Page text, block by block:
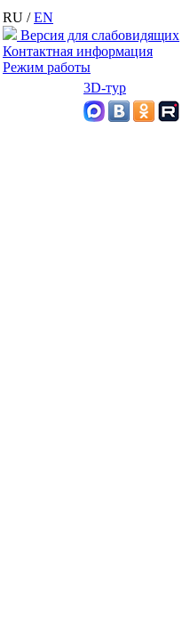
RU /EN
Версия для слабовидящих
Контактная информация
Режим работы
3D-тур